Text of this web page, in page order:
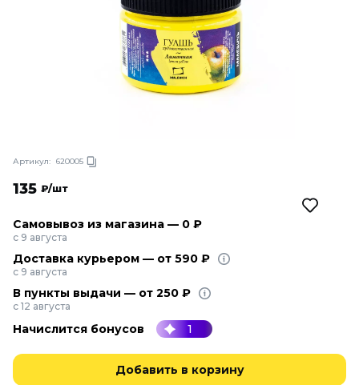
Артикул: 620005
135 ₽/шт
Самовывоз из магазина — 0 ₽
с 9 августа
Доставка курьером — от 590 ₽
с 9 августа
В пункты выдачи — от 250 ₽
с 12 августа
Начислится бонусов 1
Добавить в корзину